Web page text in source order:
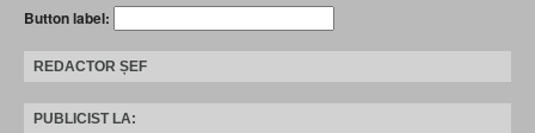
Button label:
REDACTOR ȘEF
PUBLICIST LA: